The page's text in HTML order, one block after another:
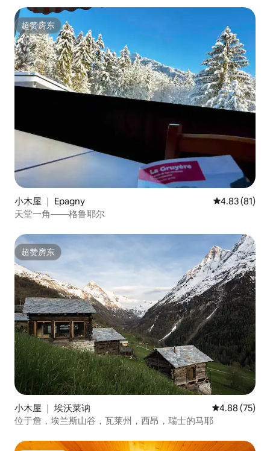
超赞房东
超赞房东
小木屋 ｜ Epagny 平均评分
4.83 (81)
天堂一角——格鲁耶尔
超赞房东
超赞房东
小木屋 ｜ 埃沃莱讷 平均评分
4.88 (75)
位于詹，埃兰斯山谷，瓦莱州，西昂，瑞士的马耶